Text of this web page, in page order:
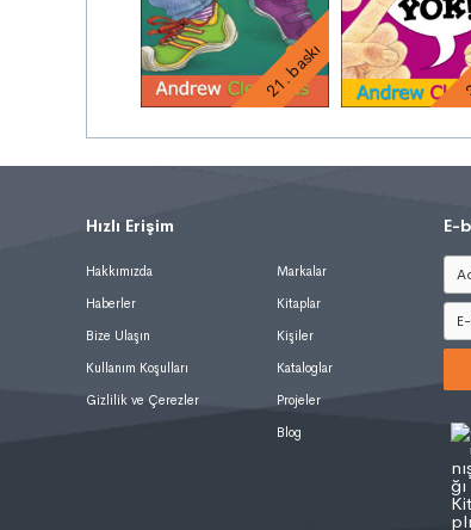
21. baskı
Hızlı Erişim
Hakkımızda
Haberler
Bize Ulaşın
Kullanım Koşulları
Gizlilik ve Çerezler
Markalar
Kitaplar
Kişiler
Kataloglar
Projeler
Blog
E-